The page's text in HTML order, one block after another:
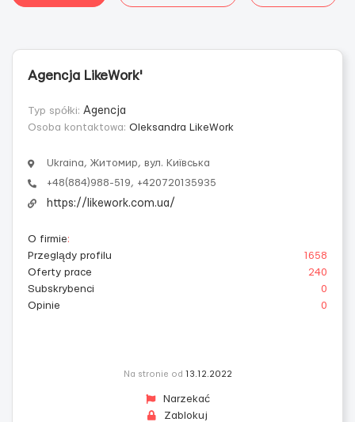
Agencja LikeWork'
Typ spółki: Agencja
Osoba kontaktowa: Oleksandra LikeWork
Ukraina, Житомир, вул. Київська
+48(884)988-519, +420720135935
https://likework.com.ua/
O firmie:
Przeglądy profilu
1658
Oferty prace
240
Subskrybenci
0
Opinie
0
Na stronie od 13.12.2022
Narzekać
Zablokuj